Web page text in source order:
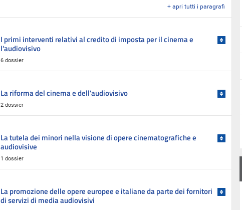
+ apri tutti i paragrafi
I primi interventi relativi al credito di imposta per il cinema e
l'audiovisivo
6 dossier
La riforma del cinema e dell'audiovisivo
2 dossier
La tutela dei minori nella visione di opere cinematografiche e
audiovisive
1 dossier
La promozione delle opere europee e italiane da parte dei fornitori
di servizi di media audiovisivi